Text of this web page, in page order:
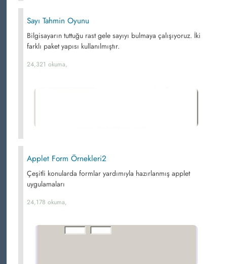
Sayı Tahmin Oyunu
Bilgisayarın tuttuğu rast gele sayıyı bulmaya çalışıyoruz. İki
farklı paket yapısı kullanılmıştır.
24,321 okuma,
Applet Form Örnekleri2
Çeşitli konularda formlar yardımıyla hazırlanmış applet
uygulamaları
24,178 okuma,